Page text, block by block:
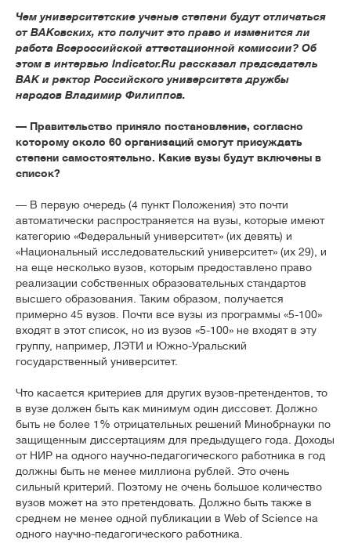
Чем университетские ученые степени будут отличаться
от ВАКовских, кто получит это право и изменится ли
работа Всероссийской аттестационной комиссии? Об
этом в интервью Indicator.Ru рассказал председатель
ВАК и ректор Российского университета дружбы
народов Владимир Филиппов.
— Правительство приняло постановление, согласно
которому около 60 организаций смогут присуждать
степени самостоятельно. Какие вузы будут включены в
список?
— В первую очередь (4 пункт Положения) это почти
автоматически распространяется на вузы, которые имеют
категорию «Федеральный университет» (их девять) и
«Национальный исследовательский университет» (их 29), и
на еще несколько вузов, которым предоставлено право
реализации собственных образовательных стандартов
высшего образования. Таким образом, получается
примерно 45 вузов. Почти все вузы из программы «5-100»
входят в этот список, но из вузов «5-100» не входят в эту
группу, например, ЛЭТИ и Южно-Уральский
государственный университет.
Что касается критериев для других вузов-претендентов, то
в вузе должен быть как минимум один диссовет. Должно
быть не более 1% отрицательных решений Минобрнауки по
защищенным диссертациям для предыдущего года. Доходы
от НИР на одного научно-педагогического работника в год
должны быть не менее миллиона рублей. Это очень
сильный критерий. Поэтому не очень большое количество
вузов может на это претендовать. Должно быть также в
среднем не менее одной публикации в Web of Science на
одного научно-педагогического работника.